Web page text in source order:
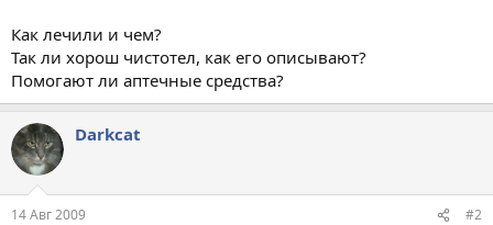
Как лечили и чем?
Так ли хорош чистотел, как его описывают?
Помогают ли аптечные средства?
Darkcat
14 Авг 2009 #2